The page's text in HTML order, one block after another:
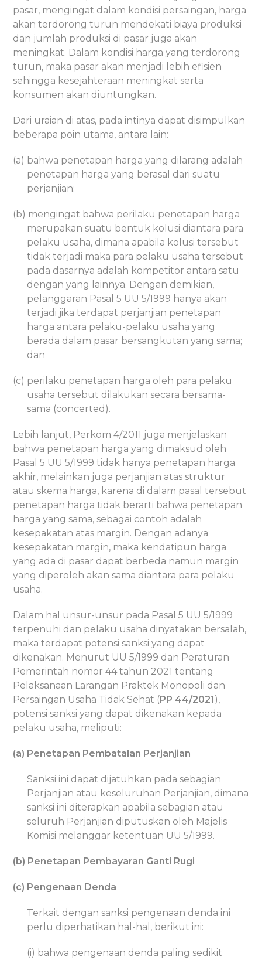
pasar, mengingat dalam kondisi persaingan, harga
akan terdorong turun mendekati biaya produksi
dan jumlah produksi di pasar juga akan
meningkat. Dalam kondisi harga yang terdorong
turun, maka pasar akan menjadi lebih efisien
sehingga kesejahteraan meningkat serta
konsumen akan diuntungkan.
Dari uraian di atas, pada intinya dapat disimpulkan
beberapa poin utama, antara lain:
(a) bahwa penetapan harga yang dilarang adalah
penetapan harga yang berasal dari suatu
perjanjian;
(b) mengingat bahwa perilaku penetapan harga
merupakan suatu bentuk kolusi diantara para
pelaku usaha, dimana apabila kolusi tersebut
tidak terjadi maka para pelaku usaha tersebut
pada dasarnya adalah kompetitor antara satu
dengan yang lainnya. Dengan demikian,
pelanggaran Pasal 5 UU 5/1999 hanya akan
terjadi jika terdapat perjanjian penetapan
harga antara pelaku-pelaku usaha yang
berada dalam pasar bersangkutan yang sama;
dan
(c) perilaku penetapan harga oleh para pelaku
usaha tersebut dilakukan secara bersama-
sama (concerted).
Lebih lanjut, Perkom 4/2011 juga menjelaskan
bahwa penetapan harga yang dimaksud oleh
Pasal 5 UU 5/1999 tidak hanya penetapan harga
akhir, melainkan juga perjanjian atas struktur
atau skema harga, karena di dalam pasal tersebut
penetapan harga tidak berarti bahwa penetapan
harga yang sama, sebagai contoh adalah
kesepakatan atas margin. Dengan adanya
kesepakatan margin, maka kendatipun harga
yang ada di pasar dapat berbeda namun margin
yang diperoleh akan sama diantara para pelaku
usaha.
Dalam hal unsur-unsur pada Pasal 5 UU 5/1999
terpenuhi dan pelaku usaha dinyatakan bersalah,
maka terdapat potensi sanksi yang dapat
dikenakan. Menurut UU 5/1999 dan Peraturan
Pemerintah nomor 44 tahun 2021 tentang
Pelaksanaan Larangan Praktek Monopoli dan
Persaingan Usaha Tidak Sehat (PP 44/2021),
potensi sanksi yang dapat dikenakan kepada
pelaku usaha, meliputi:
(a) Penetapan Pembatalan Perjanjian
Sanksi ini dapat dijatuhkan pada sebagian
Perjanjian atau keseluruhan Perjanjian, dimana
sanksi ini diterapkan apabila sebagian atau
seluruh Perjanjian diputuskan oleh Majelis
Komisi melanggar ketentuan UU 5/1999.
(b) Penetapan Pembayaran Ganti Rugi
(c) Pengenaan Denda
Terkait dengan sanksi pengenaan denda ini
perlu diperhatikan hal-hal, berikut ini:
(i) bahwa pengenaan denda paling sedikit